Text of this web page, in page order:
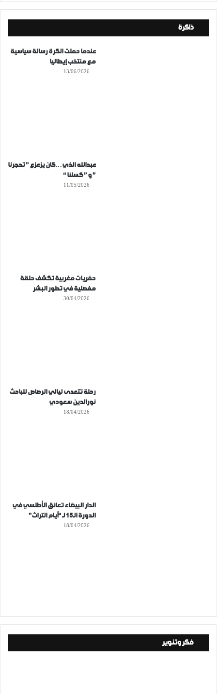
ذاكرة
عندما حملت الكرة رسالة سياسية
مع منتخب إيطاليا
13/06/2026
عبدالله الذي…كان يزعزع ” تحجرنا
” و ” كسلنا “
11/05/2026
حفريات مغربية تكشف حلقة
مفصلية في تطور البشر
30/04/2026
رحلة تتعدى ليالي الرصاص للباحث
نورالدين سعودي
18/04/2026
الدار البيضاء تعانق الأطلسي في
الدورة الـ15 لـ “أيام التراث”
18/04/2026
فكر وتنوير